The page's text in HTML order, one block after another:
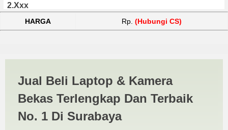
2.xxx
HARGA Rp. (Hubungi CS)
Surabaya | JUAL BELI
KAMERA BEKAS | JUAL
BELI LAPTOP BEKAS |
Jual Beli Laptop & Kamera
Bekas Terlengkap Dan Terbaik
No. 1 Di Surabaya